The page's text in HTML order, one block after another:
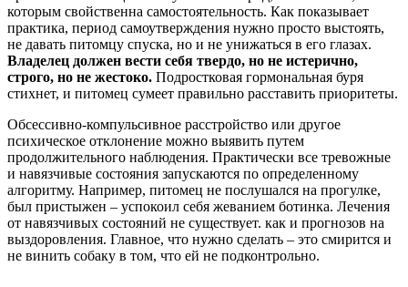
которым свойственна самостоятельность. Как показывает
практика, период самоутверждения нужно просто выстоять,
не давать питомцу спуска, но и не унижаться в его глазах.
Владелец должен вести себя твердо, но не истерично,
строго, но не жестоко. Подростковая гормональная буря
стихнет, и питомец сумеет правильно расставить приоритеты.
Обсессивно-компульсивное расстройство или другое
психическое отклонение можно выявить путем
продолжительного наблюдения. Практически все тревожные
и навязчивые состояния запускаются по определенному
алгоритму. Например, питомец не послушался на прогулке,
был пристыжен – успокоил себя жеванием ботинка. Лечения
от навязчивых состояний не существует. как и прогнозов на
выздоровления. Главное, что нужно сделать – это смирится и
не винить собаку в том, что ей не подконтрольно.